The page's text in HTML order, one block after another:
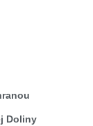
Doliny